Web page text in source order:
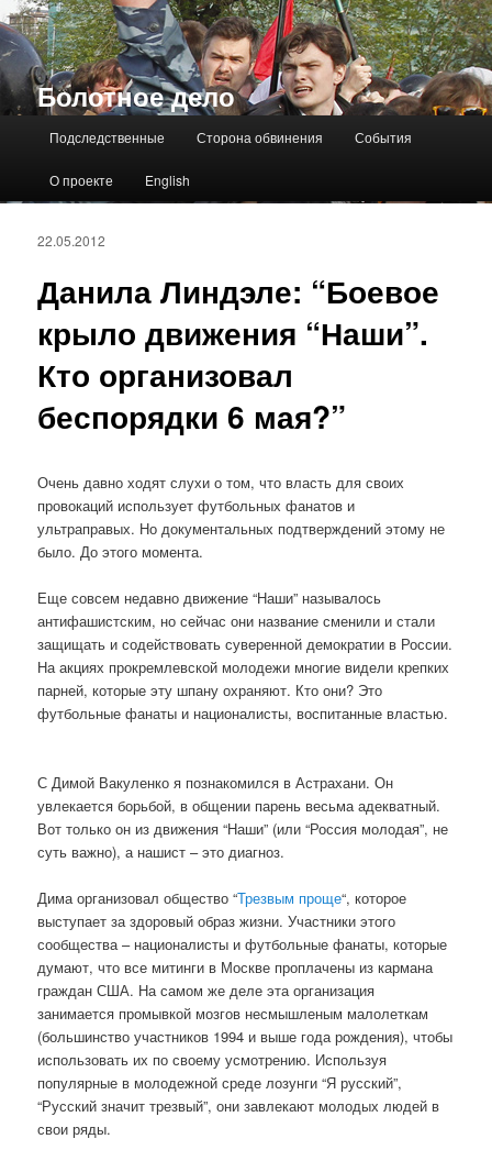
Болотное дело
Подследственные Сторона обвинения События
О проекте English
Данила Линдэле: “Боевое
крыло движения “Наши”.
Кто организовал
беспорядки 6 мая?”
22.05.2012
Очень давно ходят слухи о том, что власть для своих
провокаций использует футбольных фанатов и
ультраправых. Но документальных подтверждений этому не
было. До этого момента.
Еще совсем недавно движение “Наши” называлось
антифашистским, но сейчас они название сменили и стали
защищать и содействовать суверенной демократии в России.
На акциях прокремлевской молодежи многие видели крепких
парней, которые эту шпану охраняют. Кто они? Это
футбольные фанаты и националисты, воспитанные властью.
С Димой Вакуленко я познакомился в Астрахани. Он
увлекается борьбой, в общении парень весьма адекватный.
Вот только он из движения “Наши” (или “Россия молодая”, не
суть важно), а нашист – это диагноз.
Дима организовал общество “Трезвым проще“, которое
выступает за здоровый образ жизни. Участники этого
сообщества – националисты и футбольные фанаты, которые
думают, что все митинги в Москве проплачены из кармана
граждан США. На самом же деле эта организация
занимается промывкой мозгов несмышленым малолеткам
(большинство участников 1994 и выше года рождения), чтобы
использовать их по своему усмотрению. Используя
популярные в молодежной среде лозунги “Я русский”,
“Русский значит трезвый”, они завлекают молодых людей в
свои ряды.